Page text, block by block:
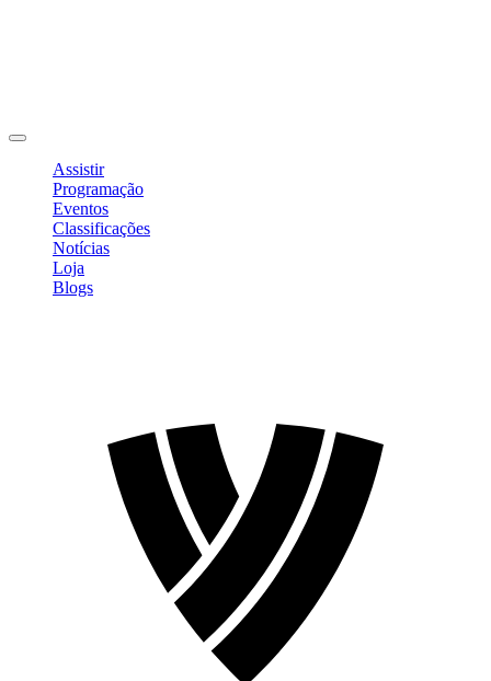
Assistir
Programação
Eventos
Classificações
Notícias
Loja
Blogs